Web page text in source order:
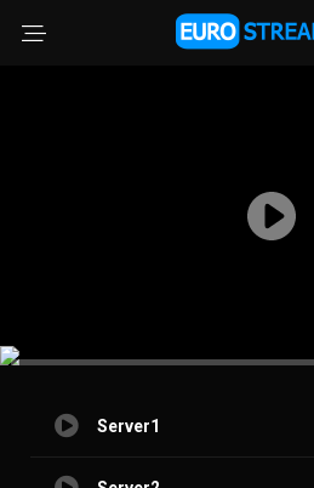
Server1